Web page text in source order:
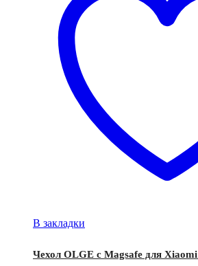
В закладки
Чехол OLGE с Magsafe для